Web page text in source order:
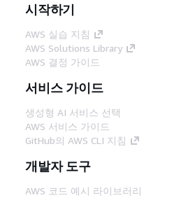
시작하기
AWS 실습 지침
AWS Solutions Library
AWS 결정 가이드
서비스 가이드
생성형 AI 서비스 선택
AWS 서비스 가이드
GitHub의 AWS CLI 지침
개발자 도구
AWS 코드 예시 라이브러리